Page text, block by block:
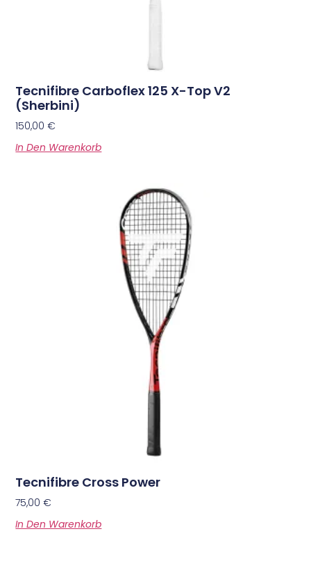
Tecnifibre Carboflex 125 X-Top V2
(Sherbini)
150,00€
In Den Warenkorb
Tecnifibre Cross Power
75,00€
In Den Warenkorb